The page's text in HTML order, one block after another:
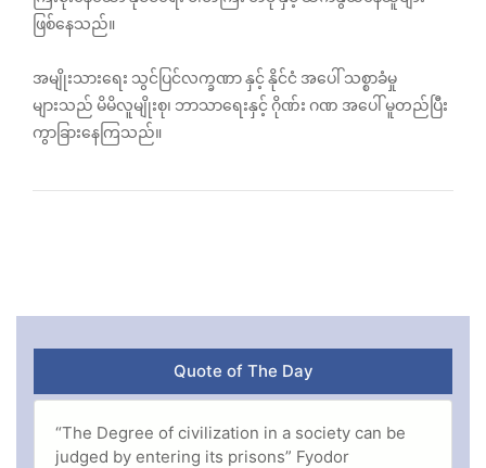
ဖြစ်‌နေသည်။
အမျိုးသားရေး သွင်ပြင်လက္ခဏာ နှင့် နိုင်ငံ အပေါ် သစ္စာခံမှု
များသည် မိမိလူမျိုးစု၊ ဘာသာရေးနှင့် ဂိုဏ်း ဂဏ အပေါ် မူတည်ပြီး
ကွာခြားနေကြသည်။
Quote of The Day
“The Degree of civilization in a society can be
judged by entering its prisons” Fyodor